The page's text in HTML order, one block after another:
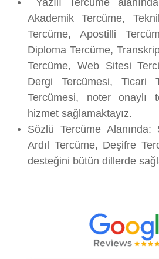
Yazılı Tercüme
Akademik Tercüme,
Tercüme, Apostilli
Diploma Tercüme,
Tercüme, Web Sitesi
Dergi Tercümesi, Ticari
Tercümesi, noter onaylı
hizmet sağlamaktayız.
Sözlü Tercüme Alanında:
Ardıl Tercüme, Deşifre
desteğini bütün dillerde